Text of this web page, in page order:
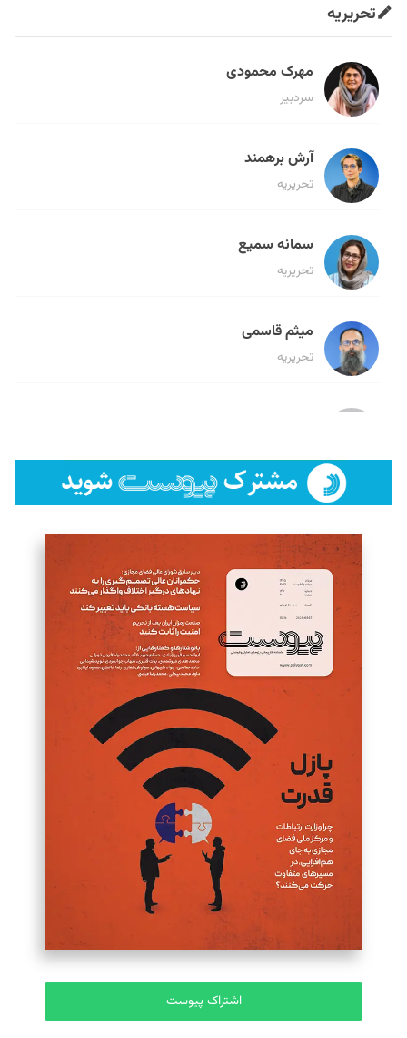
تحریریه
مهرک محمودی
سردبیر
آرش برهمند
تحریریه
سمانه سمیع
تحریریه
میثم قاسمی
تحریریه
لیلا حنارود
فائزه فتحی رستمی
تحریریه
سروش کرمیان
تحریریه
مینا پاکدل
یسنا امان‌پور
تحریریه
ملینا جعفری
تحریریه
مصطفی مسجدی آرانی
تحریریه
بابک نقاش
اشتراک پیوست